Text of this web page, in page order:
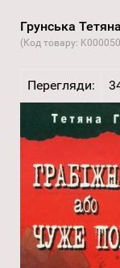
Грунська
(Код товару:
Перегляди: